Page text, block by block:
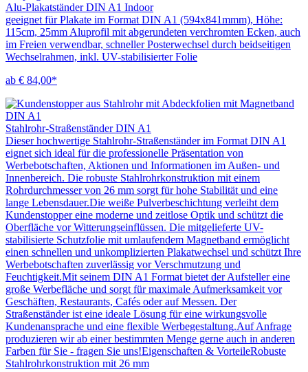
Alu-Plakatständer DIN A1 Indoor
geeignet für Plakate im Format DIN A1 (594x841mmm), Höhe:
115cm, 25mm Aluprofil mit abgerundeten verchromten Ecken, auch
im Freien verwendbar, schneller Posterwechsel durch beidseitigen
Wechselrahmen, inkl. UV-stabilisierter Folie
ab € 84,00*
Stahlrohr-Straßenständer DIN A1
Dieser hochwertige Stahlrohr-Straßenständer im Format DIN A1
eignet sich ideal für die professionelle Präsentation von
Werbebotschaften, Aktionen und Informationen im Außen- und
Innenbereich. Die robuste Stahlrohrkonstruktion mit einem
Rohrdurchmesser von 26 mm sorgt für hohe Stabilität und eine
lange Lebensdauer.Die weiße Pulverbeschichtung verleiht dem
Kundenstopper eine moderne und zeitlose Optik und schützt die
Oberfläche vor Witterungseinflüssen. Die mitgelieferte UV-
stabilisierte Schutzfolie mit umlaufendem Magnetband ermöglicht
einen schnellen und unkomplizierten Plakatwechsel und schützt Ihre
Werbebotschaften zuverlässig vor Verschmutzung und
Feuchtigkeit.Mit seinem DIN A1 Format bietet der Aufsteller eine
große Werbefläche und sorgt für maximale Aufmerksamkeit vor
Geschäften, Restaurants, Cafés oder auf Messen. Der
Straßenständer ist eine ideale Lösung für eine wirkungsvolle
Kundenansprache und eine flexible Werbegestaltung.Auf Anfrage
produzieren wir ab einer bestimmten Menge gerne auch in anderen
Farben für Sie - fragen Sie uns!Eigenschaften & VorteileRobuste
Stahlrohrkonstruktion mit 26 mm